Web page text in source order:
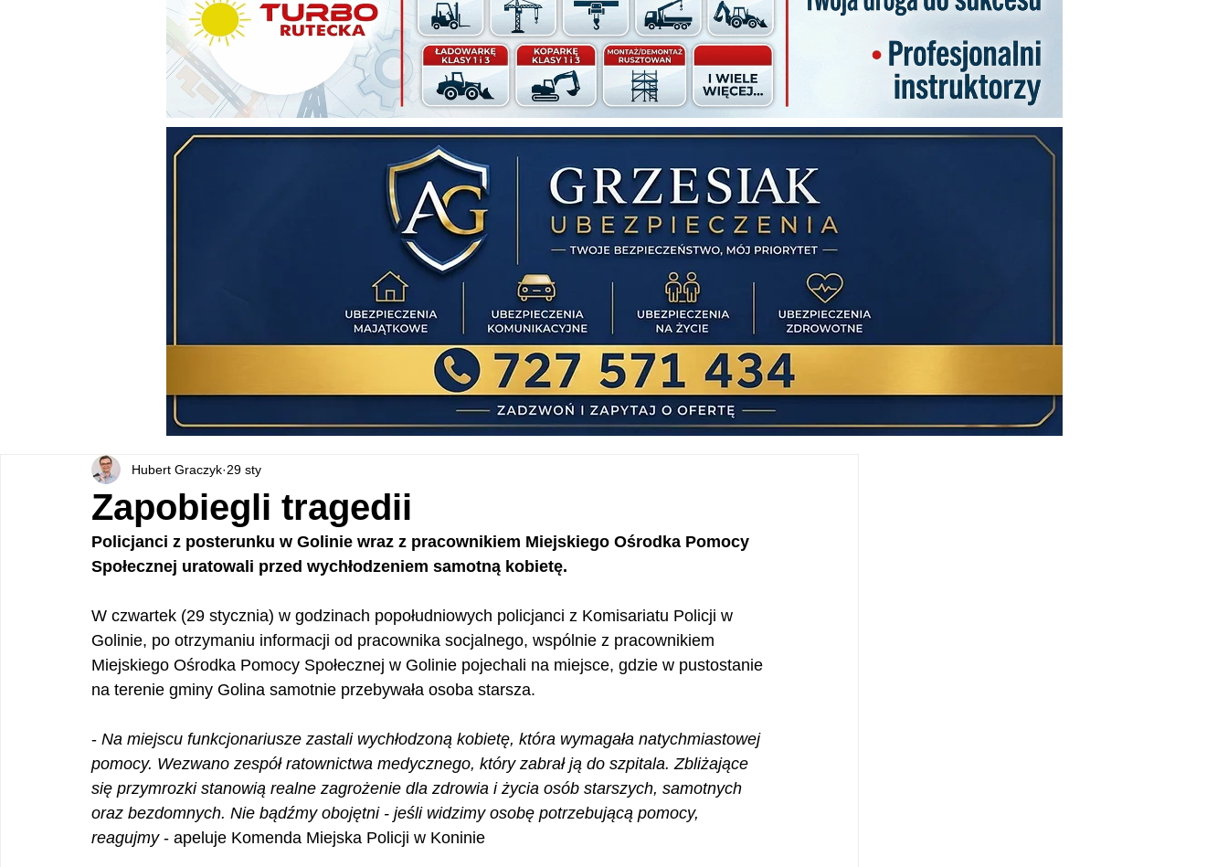
Zapobiegli tragedii
Hubert Graczyk 29 sty
Policjanci z posterunku w Golinie wraz z pracownikiem Miejskiego Ośrodka Pomocy
Społecznej uratowali przed wychłodzeniem samotną kobietę.
W czwartek (29 stycznia) w godzinach popołudniowych policjanci z Komisariatu Policji w
Golinie, po otrzymaniu informacji od pracownika socjalnego, wspólnie z pracownikiem
Miejskiego Ośrodka Pomocy Społecznej w Golinie pojechali na miejsce, gdzie w pustostanie
na terenie gminy Golina samotnie przebywała osoba starsza.
- Na miejscu funkcjonariusze zastali wychłodzoną kobietę, która wymagała natychmiastowej
pomocy. Wezwano zespół ratownictwa medycznego, który zabrał ją do szpitala. Zbliżające
się przymrozki stanowią realne zagrożenie dla zdrowia i życia osób starszych, samotnych
oraz bezdomnych. Nie bądźmy obojętni - jeśli widzimy osobę potrzebującą pomocy,
reagujmy - apeluje Komenda Miejska Policji w Koninie